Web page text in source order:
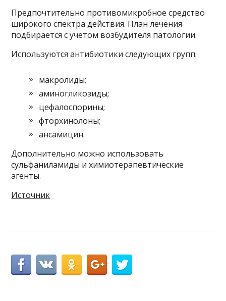
Предпочтительно противомикробное средство
широкого спектра действия. План лечения
подбирается с учетом возбудителя патологии.
Используются антибиотики следующих групп:
макролиды;
аминогликозиды;
цефалоспорины;
фторхинолоны;
ансамицин.
Дополнительно можно использовать
сульфаниламиды и химиотерапевтические
агенты.
Источник